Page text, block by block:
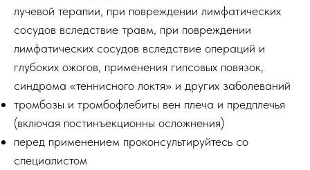
лучевой терапии, при повреждении лимфатических
сосудов вследствие травм, при повреждении
лимфатических сосудов вследствие операций и
глубоких ожогов, применения гипсовых повязок,
синдрома «теннисного локтя» и других заболеваний
тромбозы и тромбофлебиты вен плеча и предплечья
(включая постинъекционны осложнения)
перед применением проконсультируйтесь со
специалистом